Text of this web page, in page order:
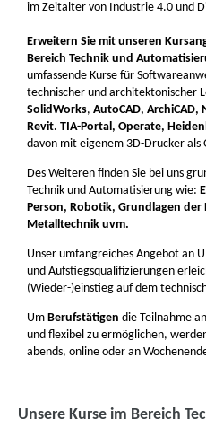
im Zeitalter von Industrie 4.0 und
Erweitern Sie mit unseren
Bereich Technik und
umfassende Kurse für
technischer und architektonischer
SolidWorks,AutoCAD,
Revit. TIA-Portal, Operate,
davon mit eigenem 3D-Drucker als
Des Weiteren finden Sie bei uns
Technik und Automatisierung wie:
Person, Robotik, Grundlagen
Metalltechnik uvm.
Unser umfangreiches Angebot an
und Aufstiegsqualifizierungen
(Wieder-)einstieg auf dem
UmBerufstätigen die Teilnahme
und flexibel zu ermöglichen,
abends, online oder an
Unsere Kurse im Bereich